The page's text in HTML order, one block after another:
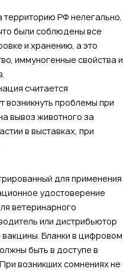
территорию РФ нелегально,
были соблюдены все
и хранению, а это
иммуногенные свойства и
считается
возникнуть проблемы при
вывоз животного за
в выставках, при
для применения
удостоверение
ветеринарного
или дистрибьютор
Бланки в цифровом
быть в доступе в
возникших сомнениях не